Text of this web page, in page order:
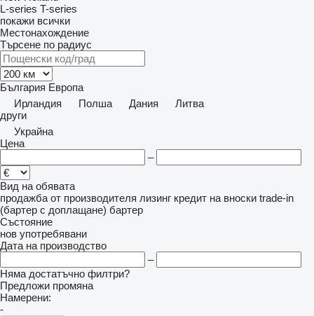
L-series T-series
покажи всички
Местонахождение
Търсене по радиус
България Европа
Ирландия
Полша Дания
Литва
други
Украйна
Цена
–
Вид на обявата
продажба от производителя лизинг кредит на вноски trade-in
(бартер с доплащане) бартер
Състояние
нов употребявани
Дата на производство
–
Няма достатъчно филтри?
Предложи промяна
Намерени:
-